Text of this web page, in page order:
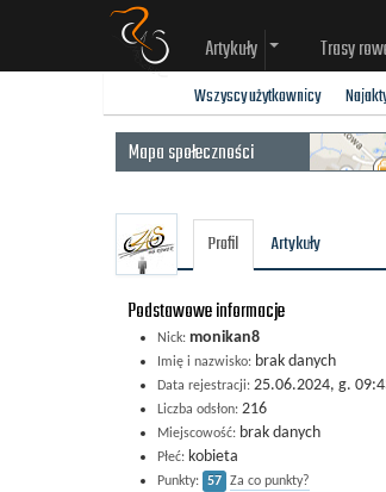
Artykuły Trasy
Wszyscy użytkownicy
Mapa społeczności
Profil Artykuły
Podstawowe informacje
Nick: monikan8
Imię i nazwisko: brak danych
Data rejestracji: 25.06.2024, g.
Liczba odsłon: 216
Miejscowość: brak danych
Płeć: kobieta
Punkty: 57 Za co punkty?